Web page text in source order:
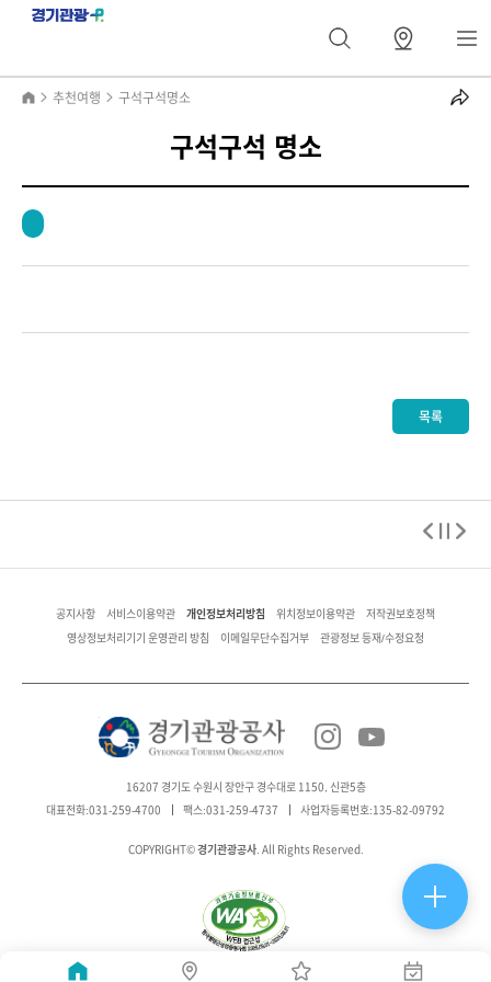
추천여행 구석구석명소
구석구석 명소
목록
공지사항 서비스이용약관 개인정보처리방침 위치정보이용약관 저작권보호정책
영상정보처리기기 운영관리 방침 이메일무단수집거부 관광정보 등재/수정요청
16207 경기도 수원시 장안구 경수대로 1150, 신관5층
대표전화:031-259-4700 팩스:031-259-4737 사업자등록번호:135-82-09792
COPYRIGHT© 경기관광공사. All Rights Reserved.